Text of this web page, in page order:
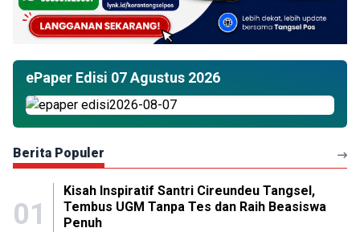
ePaper Edisi 07 Agustus 2026
Berita Populer
01
Kisah Inspiratif Santri Cireundeu Tangsel,
Tembus UGM Tanpa Tes dan Raih Beasiswa
Penuh